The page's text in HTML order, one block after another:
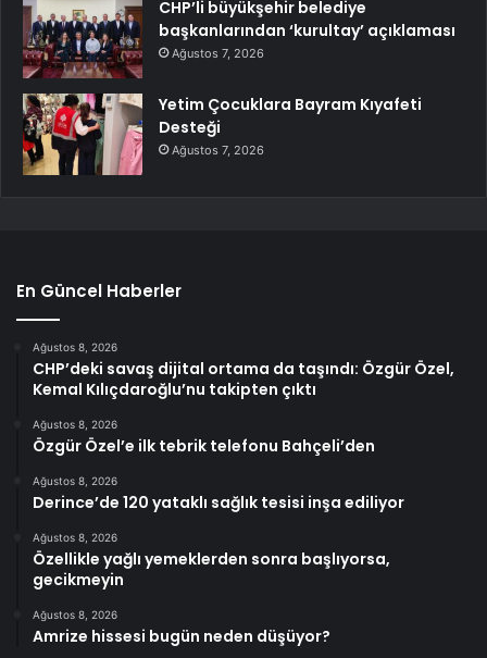
CHP’li büyükşehir belediye
başkanlarından ‘kurultay’ açıklaması
Ağustos 7, 2026
Yetim Çocuklara Bayram Kıyafeti
Desteği
Ağustos 7, 2026
En Güncel Haberler
Ağustos 8, 2026
CHP’deki savaş dijital ortama da taşındı: Özgür Özel,
Kemal Kılıçdaroğlu’nu takipten çıktı
Ağustos 8, 2026
Özgür Özel’e ilk tebrik telefonu Bahçeli’den
Ağustos 8, 2026
Derince’de 120 yataklı sağlık tesisi inşa ediliyor
Ağustos 8, 2026
Özellikle yağlı yemeklerden sonra başlıyorsa,
gecikmeyin
Ağustos 8, 2026
Amrize hissesi bugün neden düşüyor?